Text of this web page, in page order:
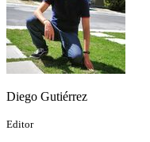
Diego Gutiérrez
Editor